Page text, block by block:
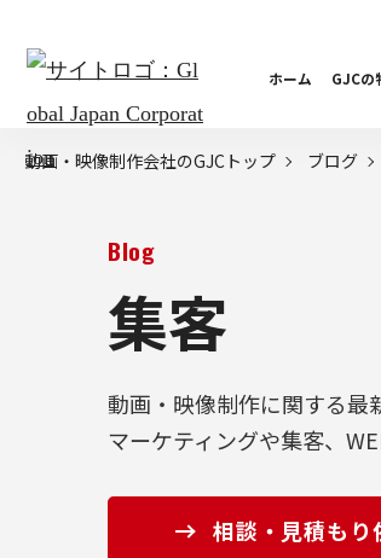
ホーム GJCの
動画・映像制作会社のGJCトップ ブログ
Blog
集客
動画・映像制作に関する最
マーケティングや集客、
相談・見積もり